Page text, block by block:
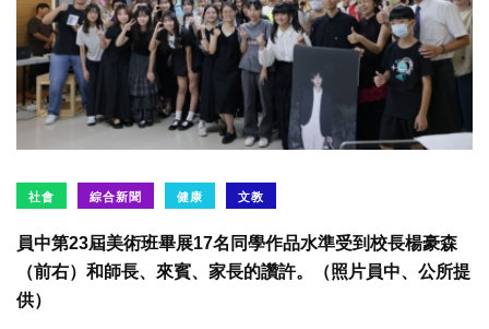
社會 綜合新聞 健康 文教
員中第23屆美術班畢展17名同學作品水準受到校長楊豪森
（前右）和師長、來賓、家長的讚許。（照片員中、公所提
供）